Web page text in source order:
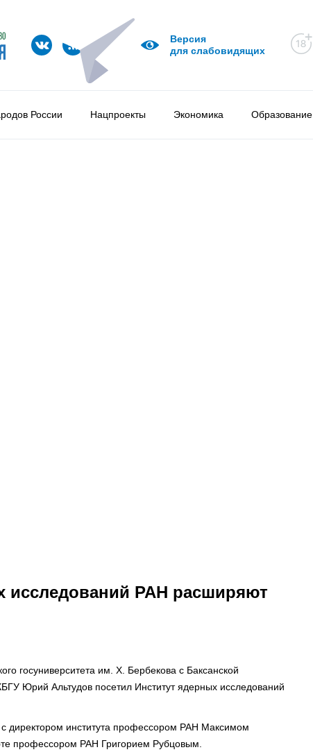
Версия
для слабовидящих
России Нацпроекты Экономика Образование
исследований РАН расширяют
госуниверситета им. Х. Бербекова с Баксанской
Юрий Альтудов посетил Институт ядерных исследований
с директором института профессором РАН Максимом
профессором РАН Григорием Рубцовым.